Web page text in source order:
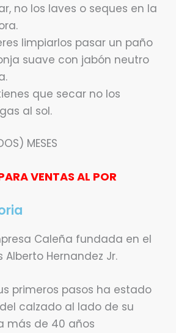
no los laves o seques en la
limpiarlos pasar un paño
suave con jabón neutro
que secar no los
al sol.
MESES
VENTAS AL POR
Caleña fundada en el
Alberto Hernandez Jr.
primeros pasos ha estado
calzado al lado de su
más de 40 años